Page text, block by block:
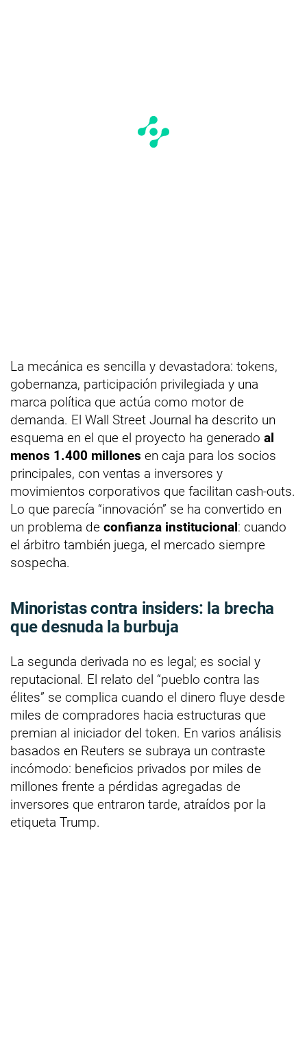
La mecánica es sencilla y devastadora: tokens,
gobernanza, participación privilegiada y una
marca política que actúa como motor de
demanda. El Wall Street Journal ha descrito un
esquema en el que el proyecto ha generado al
menos 1.400 millones en caja para los socios
principales, con ventas a inversores y
movimientos corporativos que facilitan cash-outs.
Lo que parecía “innovación” se ha convertido en
un problema de confianza institucional: cuando
el árbitro también juega, el mercado siempre
sospecha.
Minoristas contra insiders: la brecha
que desnuda la burbuja
La segunda derivada no es legal; es social y
reputacional. El relato del “pueblo contra las
élites” se complica cuando el dinero fluye desde
miles de compradores hacia estructuras que
premian al iniciador del token. En varios análisis
basados en Reuters se subraya un contraste
incómodo: beneficios privados por miles de
millones frente a pérdidas agregadas de
inversores que entraron tarde, atraídos por la
etiqueta Trump.